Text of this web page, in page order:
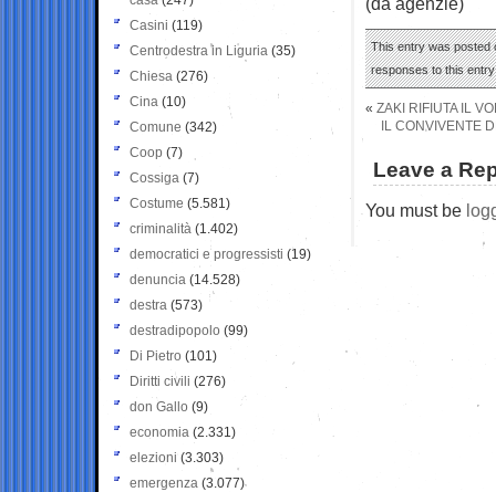
This entry was posted
responses to this
« ZAKI RIFIUTA IL
IL CONVIVENTE
Leave a
You must be
Casini (119)
Centrodestra in Liguria (35)
Chiesa (276)
Cina (10)
Comune (342)
Coop (7)
Cossiga (7)
Costume (5.581)
criminalità (1.402)
democratici e progressisti (19)
denuncia (14.528)
destra (573)
destradipopolo (99)
Di Pietro (101)
Diritti civili (276)
don Gallo (9)
economia (2.331)
elezioni (3.303)
emergenza (3.077)